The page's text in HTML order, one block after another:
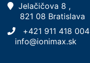
Jelačičova 8 ,
821 08 Bratislava
+421 911 418 004
info@ionimax.sk